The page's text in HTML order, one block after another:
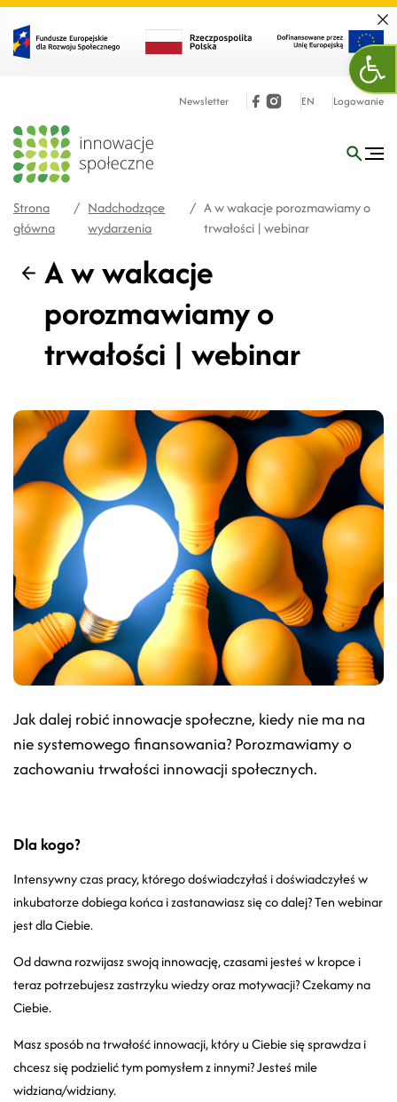
Newsletter EN Logowanie
Strona
główna
/ Nadchodzące
wydarzenia
/ A w wakacje porozmawiamy o
trwałości | webinar
Wstecz
A w wakacje
porozmawiamy o
trwałości | webinar
Jak dalej robić innowacje społeczne, kiedy nie ma na
nie systemowego finansowania? Porozmawiamy o
zachowaniu trwałości innowacji społecznych.
Dla kogo?
Intensywny czas pracy, którego doświadczyłaś i doświadczyłeś w
inkubatorze dobiega końca i zastanawiasz się co dalej? Ten webinar
jest dla Ciebie.
Od dawna rozwijasz swoją innowację, czasami jesteś w kropce i
teraz potrzebujesz zastrzyku wiedzy oraz motywacji? Czekamy na
Ciebie.
Masz sposób na trwałość innowacji, który u Ciebie się sprawdza i
chcesz się podzielić tym pomysłem z innymi? Jesteś mile
widziana/widziany.